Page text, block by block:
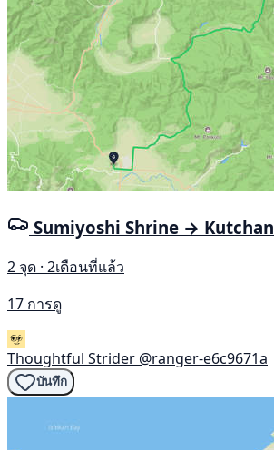
Sumiyoshi Shrine → Kutchan
2 จุด · 2เดือนที่แล้ว
17 การดู
Thoughtful Strider @ranger-e6c9671a
บันทึก